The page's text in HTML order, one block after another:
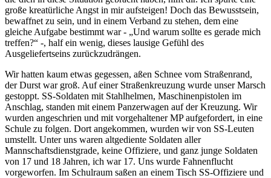
große kreatürliche Angst in mir aufsteigen! Doch das Bewusstsein,
bewaffnet zu sein, und in einem Verband zu stehen, dem eine
gleiche Aufgabe bestimmt war -
Und warum sollte es gerade mich
treffen?
-, half ein wenig, dieses lausige Gefühl des
Ausgeliefertseins zurückzudrängen.
Wir hatten kaum etwas gegessen, aßen Schnee vom Straßenrand,
der Durst war groß. Auf einer Straßenkreuzung wurde unser Marsch
gestoppt. SS-Soldaten mit Stahlhelmen, Maschinenpistolen im
Anschlag, standen mit einem Panzerwagen auf der Kreuzung. Wir
wurden angeschrien und mit vorgehaltener MP aufgefordert, in eine
Schule zu folgen. Dort angekommen, wurden wir von SS-Leuten
umstellt. Unter uns waren altgediente Soldaten aller
Mannschaftsdienstgrade, keine Offiziere, und ganz junge Soldaten
von 17 und 18 Jahren, ich war 17. Uns wurde Fahnenflucht
vorgeworfen. Im Schulraum saßen an einem Tisch SS-Offiziere und